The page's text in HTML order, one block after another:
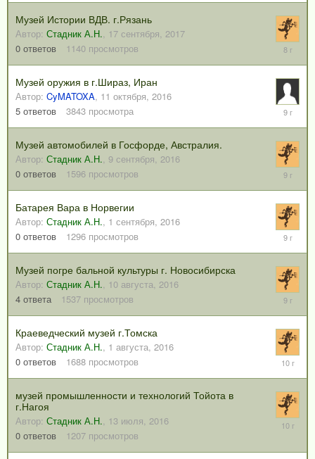
2017
Музей Истории ВДВ. г.Рязань
Автор: Стадник А.Н., 17 сентября, 2017
0 ответов 1140 просмотров
17
2017
Музей оружия в г.Шираз, Иран
Автор: CyMATOXA, 11 октября, 2016
5 ответов 3843 просмотра
15
2017
Музей автомобилей в Госфорде, Австралия.
Автор: Стадник А.Н., 9 сентября, 2016
0 ответов 1596 просмотров
2016
Батарея Вара в Норвегии
Автор: Стадник А.Н., 1 сентября, 2016
0 ответов 1296 просмотров
2016
Музей погре бальной культуры г. Новосибирска
Автор: Стадник А.Н., 10 августа, 2016
4 ответа 1537 просмотров
23
2016
Краеведческий музей г.Томска
Автор: Стадник А.Н., 1 августа, 2016
0 ответов 1688 просмотров
2016
музей промышленности и технологий Тойота в
г.Нагоя
Автор: Стадник А.Н., 13 июля, 2016
0 ответов 1207 просмотров
13